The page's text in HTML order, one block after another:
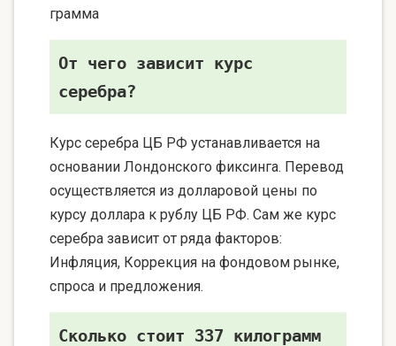
грамма
От чего зависит курс
серебра?
Курс серебра ЦБ РФ устанавливается на
основании Лондонского фиксинга. Перевод
осуществляется из долларовой цены по
курсу доллара к рублу ЦБ РФ. Сам же курс
серебра зависит от ряда факторов:
Инфляция, Коррекция на фондовом рынке,
спроса и предложения.
Сколько стоит 337 килограмм